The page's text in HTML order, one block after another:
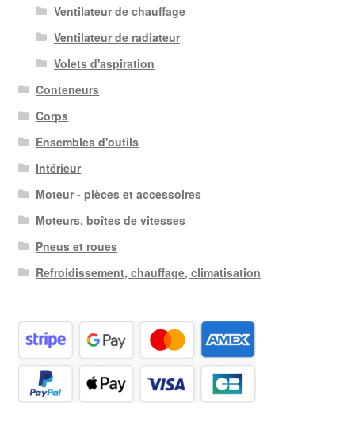
Ventilateur de chauffage
Ventilateur de radiateur
Volets d'aspiration
Conteneurs
Corps
Ensembles d'outils
Intérieur
Moteur - pièces et accessoires
Moteurs, boîtes de vitesses
Pneus et roues
Refroidissement, chauffage, climatisation